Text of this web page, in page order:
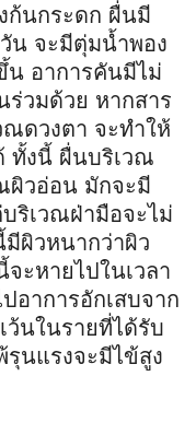
นกระดก ผื่นมี
น จะมีตุ่มน้ำพอง
น อาการคันมีไม่
วมด้วย หากสาร
ดวงตา จะทำให้
ทั้งนี้ ผื่นบริเวณ
ผิวอ่อน มักจะมี
ริเวณฝ่ามือจะไม่
ผิวหนากว่าผิว
ะหายไปในเวลา
อาการอักเสบจาก
ว้นในรายที่ได้รับ
นแรงจะมีไข้สูง